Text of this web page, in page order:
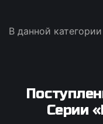
Серии
В данной